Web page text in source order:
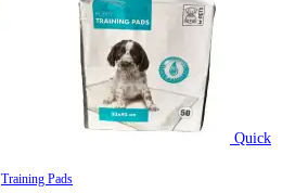
Quick
Training Pads